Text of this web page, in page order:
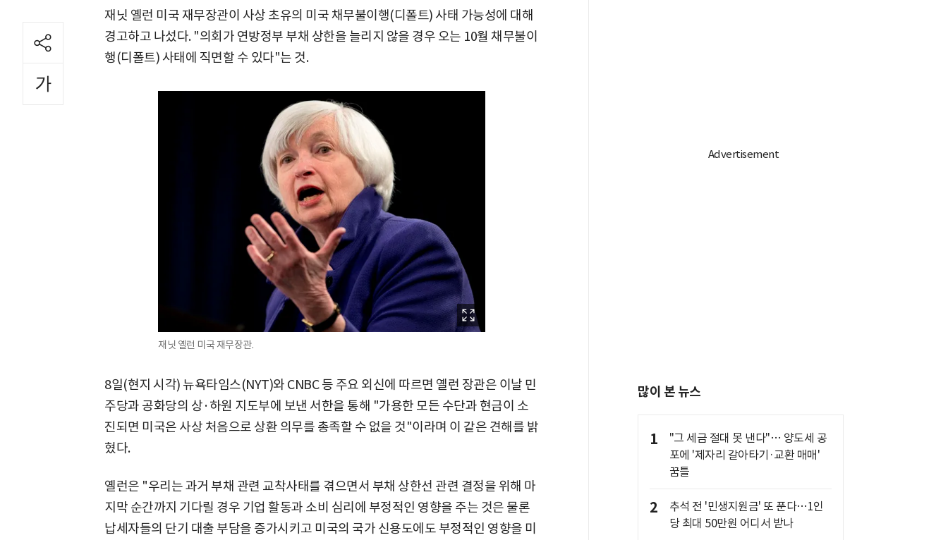
재닛 옐런 미국 재무장관이 사상 초유의 미국 채무불이행(디폴트) 사태 가능성에 대해
경고하고 나섰다. "의회가 연방정부 부채 상한을 늘리지 않을 경우 오는 10월 채무불이
행(디폴트) 사태에 직면할 수 있다"는 것.
재닛 옐런 미국 재무장관.
8일(현지 시각) 뉴욕타임스(NYT)와 CNBC 등 주요 외신에 따르면 옐런 장관은 이날 민
주당과 공화당의 상·하원 지도부에 보낸 서한을 통해 "가용한 모든 수단과 현금이 소
진되면 미국은 사상 처음으로 상환 의무를 총족할 수 없을 것"이라며 이 같은 견해를 밝
혔다.
옐런은 "우리는 과거 부채 관련 교착사태를 겪으면서 부채 상한선 관련 결정을 위해 마
지막 순간까지 기다릴 경우 기업 활동과 소비 심리에 부정적인 영향을 주는 것은 물론
납세자들의 단기 대출 부담을 증가시키고 미국의 국가 신용도에도 부정적인 영향을 미
많이 본 뉴스
1
"그 세금 절대 못 낸다"… 양도세 공
포에 '제자리 갈아타기·교환 매매'
꿈틀
2
추석 전 '민생지원금' 또 푼다…1인
당 최대 50만원 어디서 받나